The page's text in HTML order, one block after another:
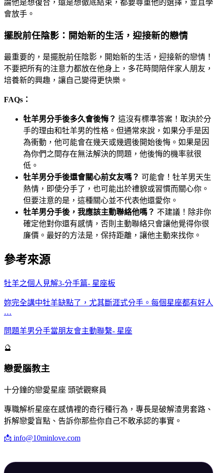
論他是想復合，還是想徹底結束，都要尊重他的選擇，並且學
會放手。
擺脫前任陰影：開始新的生活，迎接新的戀情
最重要的，是擺脫前任陰影，開始新的生活，迎接新的戀情！
不要把所有的注意力都放在他身上，多花時間陪伴家人朋友，
培養新的興趣，讓自己變得更快樂。
FAQs：
牡羊男分手後多久會後悔？ 這沒有標準答案！取決於分
手的理由和牡羊男的性格。但通常來說，如果分手是因
為衝動，他可能會在幾天或幾週後開始後悔。如果是因
為你們之間存在無法解決的問題，他後悔的機率就很
低。
牡羊男分手後還會關心前女友嗎？ 可能會！牡羊男天生
熱情，即使分手了，也可能出於禮貌或習慣而關心你。
但要注意的是，這種關心並不代表他還愛你。
牡羊男分手後，我應該主動聯絡他嗎？ 不建議！除非你
確定他對你還有感情，否則主動聯絡只會讓他覺得你很
廉價。最好的方法是，保持距離，讓他主動來找你。
參考來源
牡羊之個人見解3-分手篇- 星座板
妳完全講中牡羊缺點了，尤其斷涯式分手。每個星座都有好人
…
問題羊男分手當朋友會主動聯繫- 星座
🔮
戀愛腦教主
十分鐘的戀愛星座 頭號觀察員
專職解析星座在感情裡的奇行種行為，專長是破解渣男套路、
拆解戀愛盲點、告訴你那些你自己不敢承認的事實。
📩 info@10minlove.com